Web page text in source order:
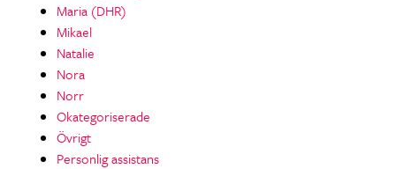
Maria (DHR)
Mikael
Natalie
Nora
Norr
Okategoriserade
Övrigt
Personlig assistans